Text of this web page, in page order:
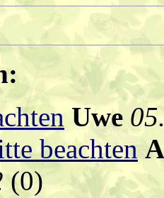
Uwe
beachten
(0)